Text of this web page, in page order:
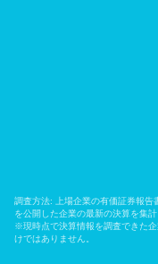
調査方法: 上場企業の有価証券報告
を公開した企業の最新の決算を集計
※現時点で決算情報を調査できた
けではありません。